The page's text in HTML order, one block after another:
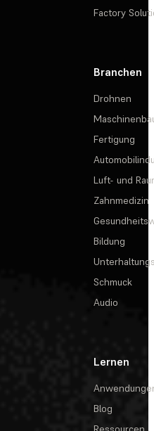
Factory
Branchen
Drohnen
Fertigung
Luft- und
Zahnmedizin
Bildung
Schmuck
Audio
Lernen
Blog